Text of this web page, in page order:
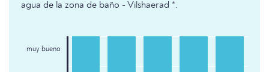
agua de la zona de baño - Vilshaerad *.
muy bueno